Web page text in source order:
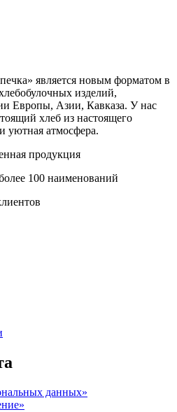
является новым форматом в
изделий,
Европы, Азии, Кавказа. У нас
хлеб из настоящего
уютная атмосфера.
продукция
100 наименований
данных»